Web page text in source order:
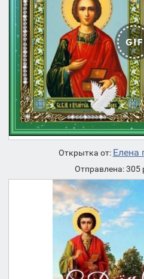
Открытка от: Елена
Отправлена: 305